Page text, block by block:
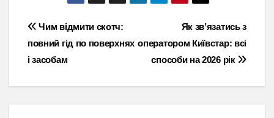
Навігація
записів
Як зв’язатись з
оператором Київстар: всі
способи на 2026 рік
Чим відмити скотч:
повний гід по поверхнях
і засобам